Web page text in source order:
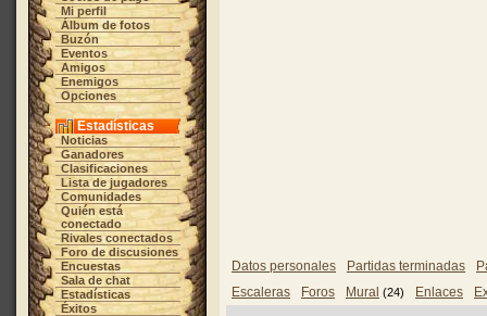
Mi perfil
Álbum de fotos
Buzón
Eventos
Amigos
Enemigos
Opciones
Estadísticas
Noticias
Ganadores
Clasificaciones
Lista de jugadores
Comunidades
Quién está
conectado
Rivales conectados
Foro de discusiones
Encuestas
Sala de chat
Estadísticas
Éxitos
Datos personales Partidas terminadas
Escaleras
Foros Mural (24) Enlaces